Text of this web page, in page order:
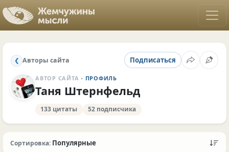
❮ Авторы сайта Подписаться
АВТОР САЙТА • ПРОФИЛЬ
Таня Штернфельд
133 цитаты 52 подписчика
Сортировка: Популярные